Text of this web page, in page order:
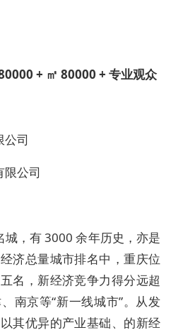
0000 + ㎡ 80000 + 专业观众
公司
公司
城，有3000 余年历史，亦是
济总量城市排名中，重庆位
名，新经济竞争力得分远超
南京等“新一线城市”。从发
其优异的产业基础、的新经